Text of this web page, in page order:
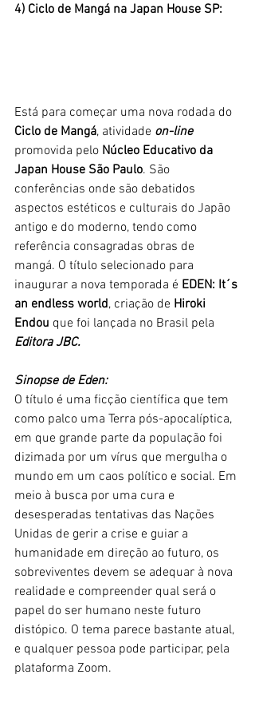
4) Ciclo de Mangá na Japan House SP:
Está para começar uma nova rodada do
Ciclo de Mangá, atividade on-line
promovida pelo Núcleo Educativo da
Japan House São Paulo. São
conferências onde são debatidos
aspectos estéticos e culturais do Japão
antigo e do moderno, tendo como
referência consagradas obras de
mangá. O título selecionado para
inaugurar a nova temporada é EDEN: It´s
an endless world, criação de Hiroki
Endou que foi lançada no Brasil pela
Editora JBC.
Sinopse de Eden:
O título é uma ficção científica que tem
como palco uma Terra pós-apocalíptica,
em que grande parte da população foi
dizimada por um vírus que mergulha o
mundo em um caos político e social. Em
meio à busca por uma cura e
desesperadas tentativas das Nações
Unidas de gerir a crise e guiar a
humanidade em direção ao futuro, os
sobreviventes devem se adequar à nova
realidade e compreender qual será o
papel do ser humano neste futuro
distópico. O tema parece bastante atual,
e qualquer pessoa pode participar, pela
plataforma Zoom.